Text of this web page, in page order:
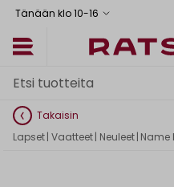
Tänään klo 10-16
Toimituskulut alk. 6,90€
Takaisin
Lapset| Vaatteet| Neuleet | Name